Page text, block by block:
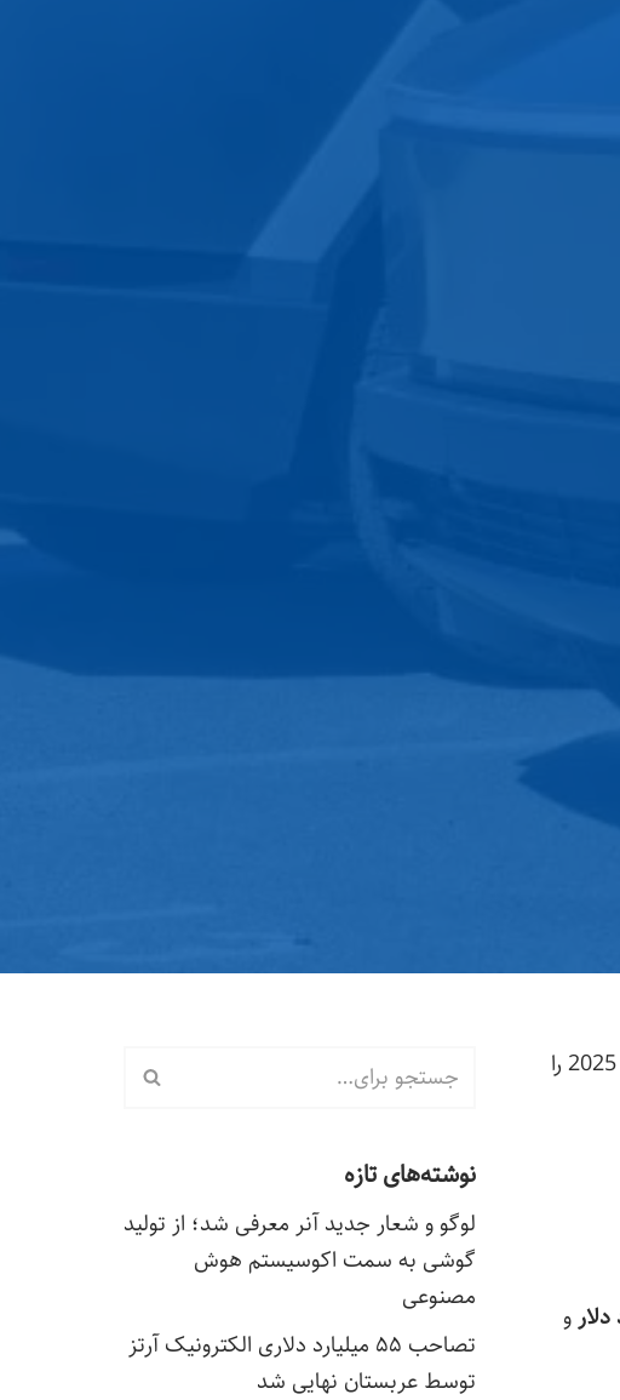
سال مالی 2025 را
و
نوشته‌های تازه
لوگو و شعار جدید آنر معرفی شد؛ از تولید
گوشی به سمت اکوسیستم هوش
مصنوعی
تصاحب ۵۵ میلیارد دلاری الکترونیک آرتز
توسط عربستان نهایی شد